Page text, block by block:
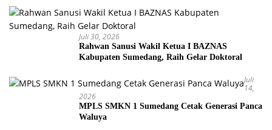
Juli 30, 2026
Rahwan Sanusi Wakil Ketua I BAZNAS
Kabupaten Sumedang, Raih Gelar Doktoral
Juli
14,
2026
MPLS SMKN 1 Sumedang Cetak Generasi Panca
Waluya